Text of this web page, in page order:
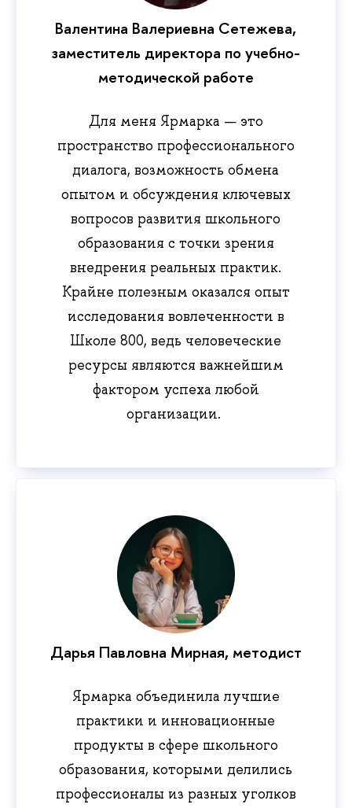
Валентина Валериевна Сетежева,
заместитель директора по учебно-
методической работе
Для меня Ярмарка — это
пространство профессионального
диалога, возможность обмена
опытом и обсуждения ключевых
вопросов развития школьного
образования с точки зрения
внедрения реальных практик.
Крайне полезным оказался опыт
исследования вовлеченности в
Школе 800, ведь человеческие
ресурсы являются важнейшим
фактором успеха любой
организации.
Дарья Павловна Мирная, методист
Ярмарка объединила лучшие
практики и инновационные
продукты в сфере школьного
образования, которыми делились
профессионалы из разных уголков